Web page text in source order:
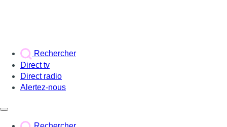
Rechercher
Direct tv
Direct radio
Alertez-nous